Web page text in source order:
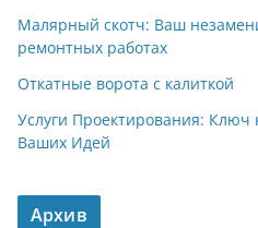
Малярный скотч: Ваш
ремонтных работах
Откатные ворота с калиткой
Услуги Проектирования:
Ваших Идей
Архив